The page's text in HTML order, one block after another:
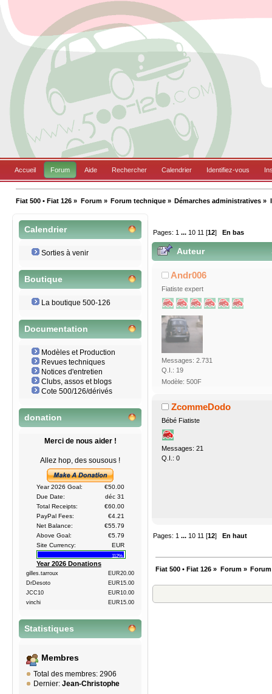
Accueil Forum Aide Rechercher Calendrier Identifiez-vous
Fiat 500 • Fiat 126 » Forum» Forum technique» Démarches administratives »
Calendrier
Sorties à venir
Boutique
La boutique 500-126
Documentation
Modèles et Production
Revues techniques
Notices d'entretien
Clubs, assos et blogs
Cote 500/126/dérivés
donation
Merci de nous aider !
Allez hop, des sousous !
Year 2026 Goal:
€50.00
Due Date:
déc 31
Total Receipts:
€60.00
PayPal Fees:
€4.21
Net Balance:
€55.79
Above Goal:
€5.79
Site Currency:
EUR
112%
Year 2026 Donations
gilles.tarroux
EUR20.00
DrDesoto
EUR15.00
JCC10
EUR10.00
vinchi
EUR15.00
Statistiques
Membres
Total des membres: 2906
Dernier: Jean-Christophe
Pages: 1 ... 10 11 [12] En bas
Auteur
Andr006
Fiatiste expert
Messages: 2.731
Q.I.: 19
Modèle: 500F
ZcommeDodo
Bébé Fiatiste
Messages: 21
Q.I.: 0
Pages: 1 ... 10 11 [12]En haut
Fiat 500 • Fiat 126 » Forum»